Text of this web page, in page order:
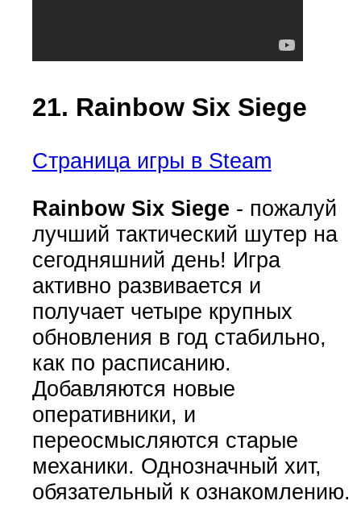
21. Rainbow Six Siege
Страница игры в Steam
Rainbow Six Siege - пожалуй
лучший тактический шутер на
сегодняшний день! Игра
активно развивается и
получает четыре крупных
обновления в год стабильно,
как по расписанию.
Добавляются новые
оперативники, и
переосмысляются старые
механики. Однозначный хит,
обязательный к ознакомлению.